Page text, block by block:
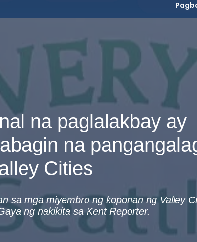
na paglalakbay ay
na
Cities
sa mga miyembro ng koponan ng Valley
ng nakikita sa Kent Reporter.